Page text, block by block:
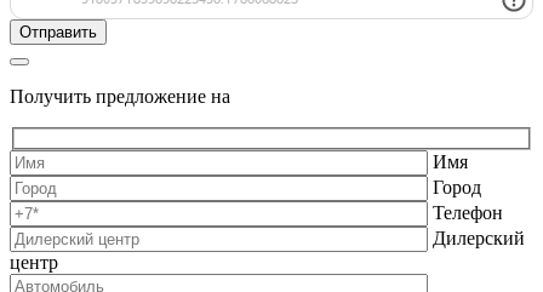
Получить предложение на
Имя
Город
Телефон
Дилерский
центр